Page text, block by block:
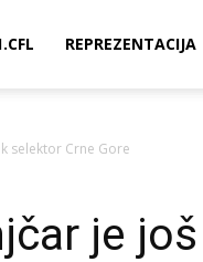
REPREZENTACIJA
selektor Crne Gore
je